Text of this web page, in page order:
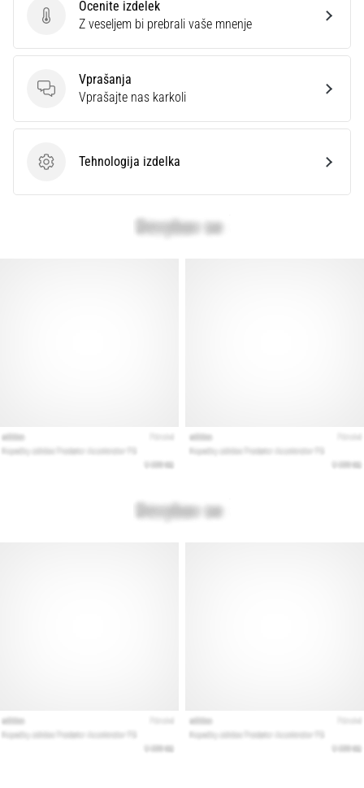
Prikaži
članke
Ocenite izdelek
Ocenite izdelek
Z veseljem bi prebrali vaše mnenje
Vprašanja
Vprašanja
Vprašajte nas karkoli
Tehnologija izdelka
Tehnologija izdelka